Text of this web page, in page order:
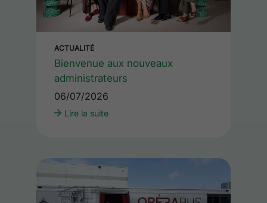
ACTUALITÉ
Bienvenue aux nouveaux
administrateurs
06/07/2026
Lire la suite